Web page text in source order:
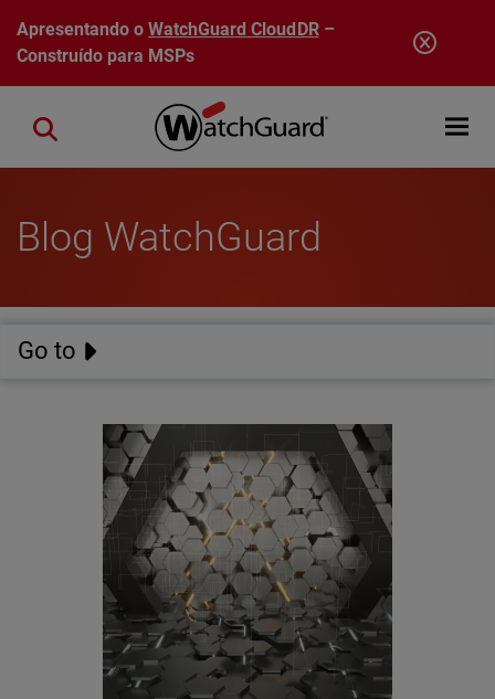
Pular para o conteúdo principal
Apresentando oWatchGuard CloudDR–
Construído para MSPs
Open
Close search
Blog WatchGuard
Go to